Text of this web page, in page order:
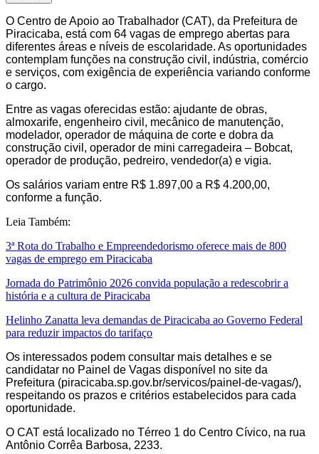
O Centro de Apoio ao Trabalhador (CAT), da Prefeitura de
Piracicaba, está com 64 vagas de emprego abertas para
diferentes áreas e níveis de escolaridade. As oportunidades
contemplam funções na construção civil, indústria, comércio
e serviços, com exigência de experiência variando conforme
o cargo.
Entre as vagas oferecidas estão: ajudante de obras,
almoxarife, engenheiro civil, mecânico de manutenção,
modelador, operador de máquina de corte e dobra da
construção civil, operador de mini carregadeira – Bobcat,
operador de produção, pedreiro, vendedor(a) e vigia.
Os salários variam entre R$ 1.897,00 a R$ 4.200,00,
conforme a função.
Leia Também:
3ª Rota do Trabalho e Empreendedorismo oferece mais de 800
vagas de emprego em Piracicaba
Jornada do Patrimônio 2026 convida população a redescobrir a
história e a cultura de Piracicaba
Helinho Zanatta leva demandas de Piracicaba ao Governo Federal
para reduzir impactos do tarifaço
Os interessados podem consultar mais detalhes e se
candidatar no Painel de Vagas disponível no site da
Prefeitura (piracicaba.sp.gov.br/servicos/painel-de-vagas/),
respeitando os prazos e critérios estabelecidos para cada
oportunidade.
O CAT está localizado no Térreo 1 do Centro Cívico, na rua
Antônio Corrêa Barbosa, 2233.